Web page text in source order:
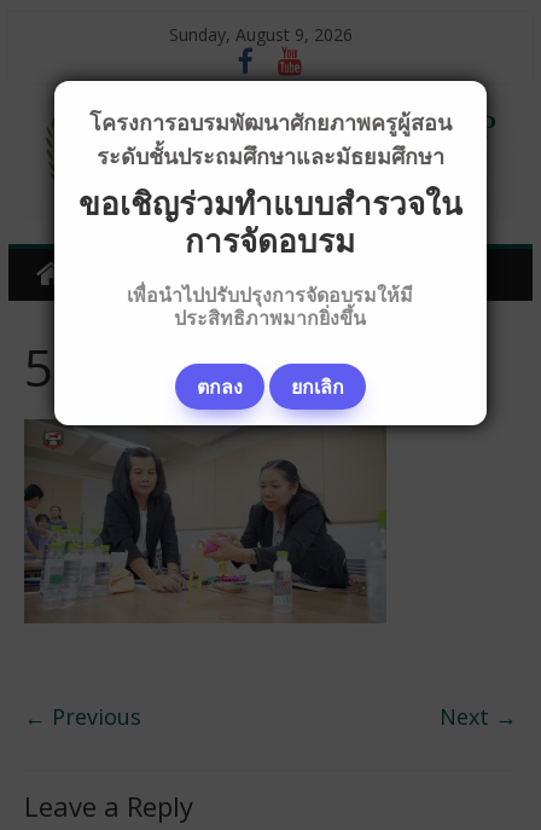
Sunday, August 9, 2026
5D440257
← Previous Next →
Leave a Reply
โครงการอบรมพัฒนาศักยภาพครูผู้สอน
ระดับชั้นประถมศึกษาและมัธยมศึกษา
ขอเชิญร่วมทำแบบสำรวจใน
การจัดอบรม
เพื่อนำไปปรับปรุงการจัดอบรมให้มี
ประสิทธิภาพมากยิ่งขึ้น
ตกลง ยกเลิก